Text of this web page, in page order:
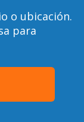
o ubicación.
para